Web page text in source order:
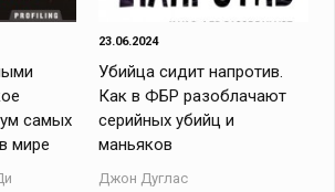
самых
мире
23.06.2024
Убийца сидит напротив.
Как в ФБР разоблачают
серийных убийц и
маньяков
Джон Дуглас